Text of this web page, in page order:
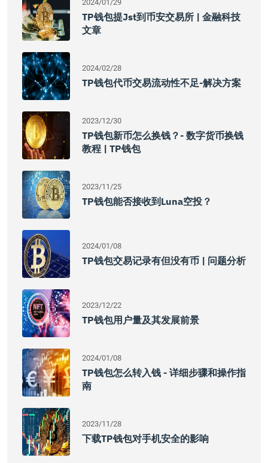
2024/01/29
TP钱包提jst到币安交易所 | 金融科技
文章
2024/02/28
TP钱包代币交易流动性不足-解决方案
2023/12/30
TP钱包新币怎么换钱？- 数字货币换钱
教程 | TP钱包
2023/11/25
TP钱包能否接收到Luna空投？
2024/01/08
TP钱包交易记录有但没有币 | 问题分析
2023/12/22
TP钱包用户量及其发展前景
2024/01/08
TP钱包怎么转入钱 - 详细步骤和操作指
南
2023/11/28
下载TP钱包对手机安全的影响